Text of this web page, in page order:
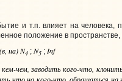
и т.п. влияет на
положение в пространстве,
на) N4;N5;Inf
кем-чем, заводить кого-что,